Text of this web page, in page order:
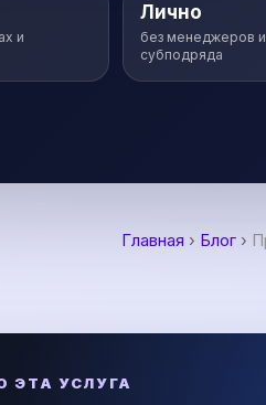
и
Лично
без менеджеров и
субподряда
Главная › Блог›
ЭТА УСЛУГА